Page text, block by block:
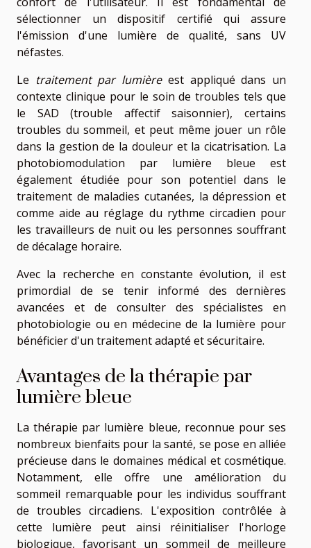
sélectionner un dispositif certifié qui assure
l'émission d'une lumière de qualité, sans UV
néfastes.
Le traitement par lumièreest appliqué dans un
contexte clinique pour le soin de troubles tels que
le SAD (trouble affectif saisonnier), certains
troubles du sommeil, et peut même jouer un rôle
dans la gestion de la douleur et la cicatrisation. La
photobiomodulation par lumière bleue est
également étudiée pour son potentiel dans le
traitement de maladies cutanées, la dépression et
comme aide au réglage du rythme circadien pour
les travailleurs de nuit ou les personnes souffrant
de décalage horaire.
Avec la recherche en constante évolution, il est
primordial de se tenir informé des dernières
avancées et de consulter des spécialistes en
photobiologie ou en médecine de la lumière pour
bénéficier d'un traitement adapté et sécuritaire.
Avantages de la thérapie par
lumière bleue
La thérapie par lumière bleue, reconnue pour ses
nombreux bienfaits pour la santé, se pose en alliée
précieuse dans le domaines médical et cosmétique.
Notamment, elle offre une amélioration du
sommeil remarquable pour les individus souffrant
de troubles circadiens. L'exposition contrôlée à
cette lumière peut ainsi réinitialiser l'horloge
biologique, favorisant un sommeil de meilleure